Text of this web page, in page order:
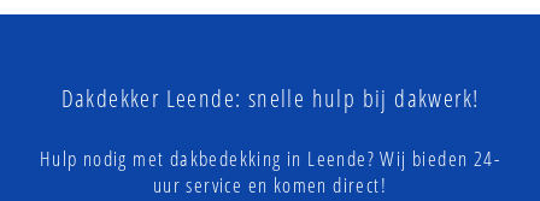
Dakdekker Leende: snelle hulp bij dakwerk!
Hulp nodig met dakbedekking in Leende? Wij bieden 24-
uur service en komen direct!